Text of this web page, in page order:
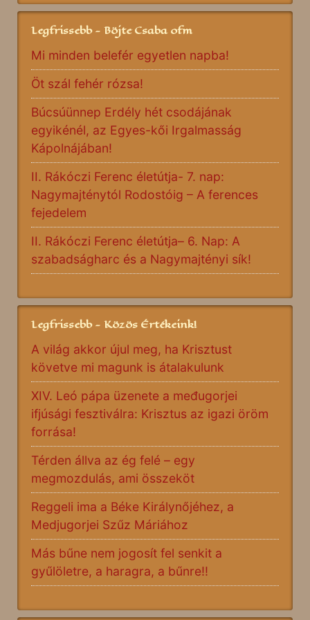
Legfrissebb - Böjte Csaba ofm
Mi minden belefér egyetlen napba!
Öt szál fehér rózsa!
Búcsúünnep Erdély hét csodájának
egyikénél, az Egyes-kői Irgalmasság
Kápolnájában!
II. Rákóczi Ferenc életútja- 7. nap:
Nagymajténytól Rodostóig – A ferences
fejedelem
II. Rákóczi Ferenc életútja– 6. Nap: A
szabadságharc és a Nagymajtényi sík!
Legfrissebb - Közös Értékeink!
A világ akkor újul meg, ha Krisztust
követve mi magunk is átalakulunk
XIV. Leó pápa üzenete a međugorjei
ifjúsági fesztiválra: Krisztus az igazi öröm
forrása!
Térden állva az ég felé – egy
megmozdulás, ami összeköt
Reggeli ima a Béke Királynőjéhez, a
Medjugorjei Szűz Máriához
Más bűne nem jogosít fel senkit a
gyűlöletre, a haragra, a bűnre!!